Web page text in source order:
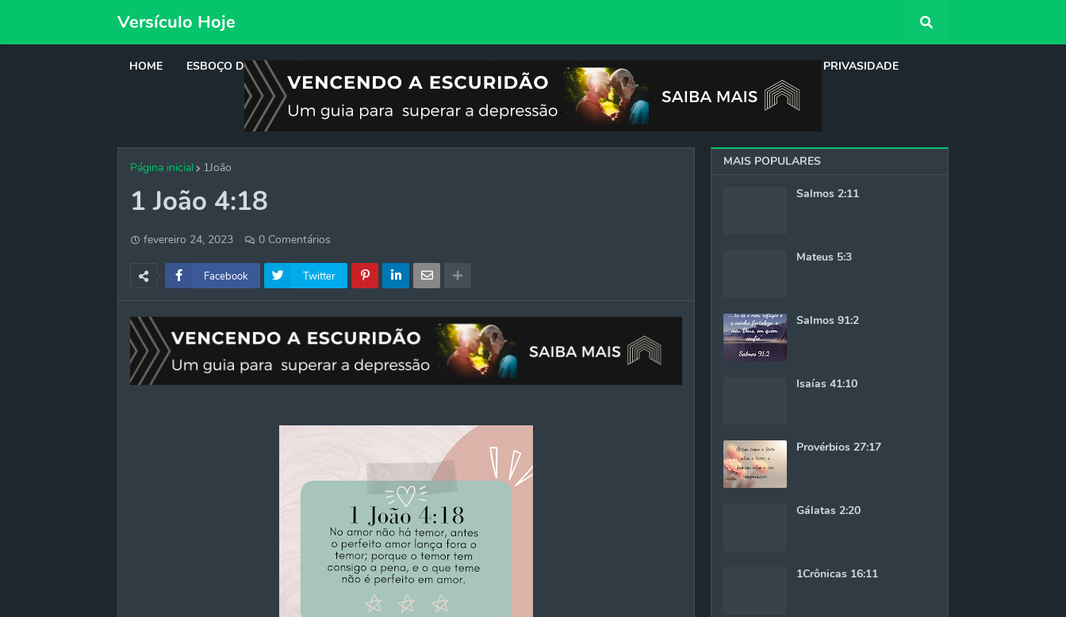
Versículo Hoje
HOME ESBOÇO DE PREGAÇÃO REFLEXÃO CRISES DO FIM PRIVASIDADE
Página inicial 1João
1 João 4:18
fevereiro 24, 2023 0 Comentários
Facebook Twitter
MAIS POPULARES
Salmos 2:11
Mateus 5:3
Salmos 91:2
Isaías 41:10
Provérbios 27:17
Gálatas 2:20
1Crônicas 16:11